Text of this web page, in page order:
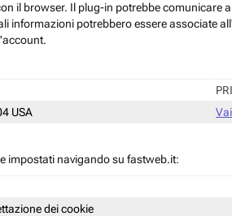
il browser. Il plug-in potrebbe comunicare
potrebbero essere associate
USA
impostati navigando su fastweb.it:
dei cookie